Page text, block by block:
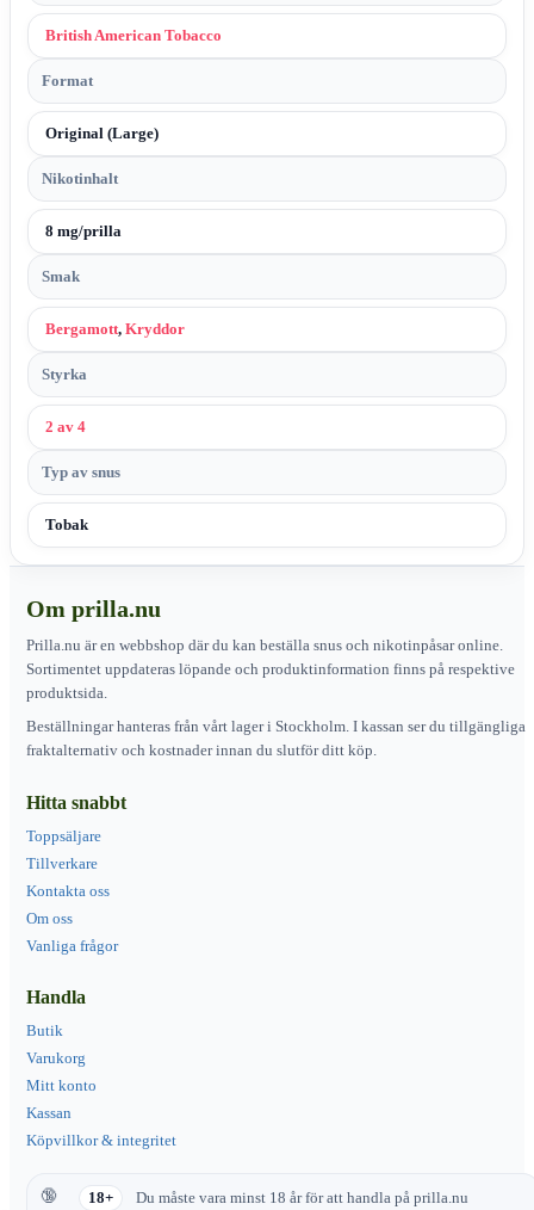
British American Tobacco
Format
Original (Large)
Nikotinhalt
8 mg/prilla
Smak
Bergamott, Kryddor
Styrka
2 av 4
Typ av snus
Tobak
Om prilla.nu
Prilla.nu är en webbshop där du kan beställa snus och nikotinpåsar online.
Sortimentet uppdateras löpande och produktinformation finns på respektive
produktsida.
Beställningar hanteras från vårt lager i Stockholm. I kassan ser du tillgängliga
fraktalternativ och kostnader innan du slutför ditt köp.
Hitta snabbt
Toppsäljare
Tillverkare
Kontakta oss
Om oss
Vanliga frågor
Handla
Butik
Varukorg
Mitt konto
Kassan
Köpvillkor & integritet
18+ Du måste vara minst 18 år för att handla på prilla.nu